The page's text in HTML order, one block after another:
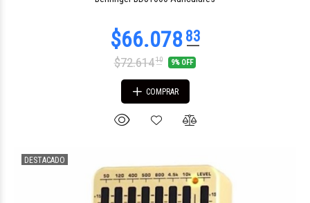
$72.61410 9% OFF
COMPRAR
DESTACADO